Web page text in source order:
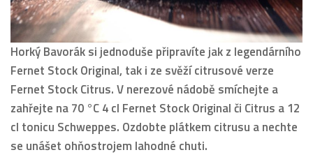
Horký Bavorák si jednoduše připravíte jak z legendárního
Fernet Stock Original, tak i ze svěží citrusové verze
Fernet Stock Citrus. V nerezové nádobě smíchejte a
zahřejte na 70 °C 4 cl Fernet Stock Original či Citrus a 12
cl tonicu Schweppes. Ozdobte plátkem citrusu a nechte
se unášet ohňostrojem lahodné chuti.